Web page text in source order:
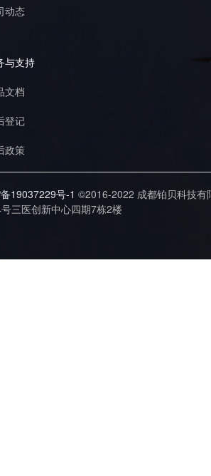
动态
与支持
文档
登记
政策
19037229号-1 ©2016-2022 成都铂贝科技
三医创新中心四期7栋2楼